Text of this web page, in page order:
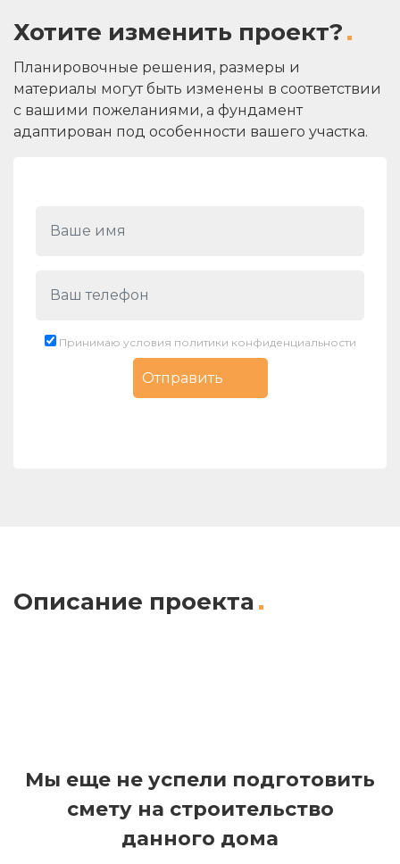
Хотите изменить проект?
Планировочные решения, размеры и
материалы могут быть изменены в соответствии
с вашими пожеланиями, а фундамент
адаптирован под особенности вашего участка.
Принимаю условия политики конфиденциальности
Описание проекта
Мы еще не успели подготовить
смету на строительство
данного дома